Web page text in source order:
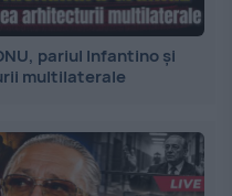
pariul Infantino și
multilaterale